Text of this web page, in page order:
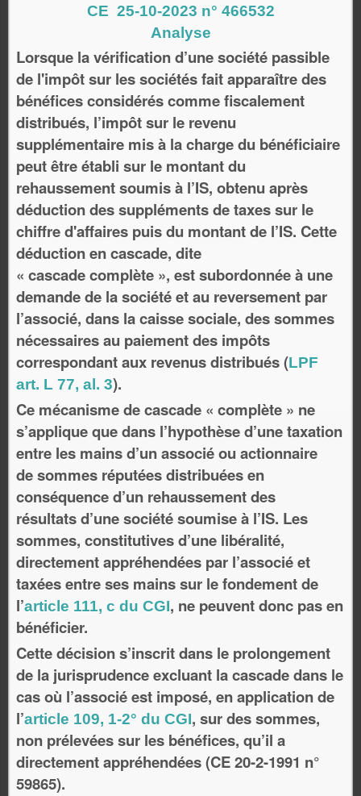
CE 25-10-2023 n° 466532
Analyse
Lorsque la vérification d’une société passible
de l'impôt sur les sociétés fait apparaître des
bénéfices considérés comme fiscalement
distribués, l’impôt sur le revenu
supplémentaire mis à la charge du bénéficiaire
peut être établi sur le montant du
rehaussement soumis à l’IS, obtenu après
déduction des suppléments de taxes sur le
chiffre d'affaires puis du montant de l’IS. Cette
déduction en cascade, dite
« cascade complète », est subordonnée à une
demande de la société et au reversement par
l’associé, dans la caisse sociale, des sommes
nécessaires au paiement des impôts
correspondant aux revenus distribués (LPF
art. L 77, al. 3).
Ce mécanisme de cascade « complète » ne
s’applique que dans l’hypothèse d’une taxation
entre les mains d’un associé ou actionnaire
de sommes réputées distribuées en
conséquence d’un rehaussement des
résultats d’une société soumise à l’IS. Les
sommes, constitutives d’une libéralité,
directement appréhendées par l’associé et
taxées entre ses mains sur le fondement de
l’article 111, c du CGI, ne peuvent donc pas en
bénéficier.
Cette décision s’inscrit dans le prolongement
de la jurisprudence excluant la cascade dans le
cas où l’associé est imposé, en application de
l’article 109, 1-2° du CGI, sur des sommes,
non prélevées sur les bénéfices, qu’il a
directement appréhendées (CE 20-2-1991 n°
59865).